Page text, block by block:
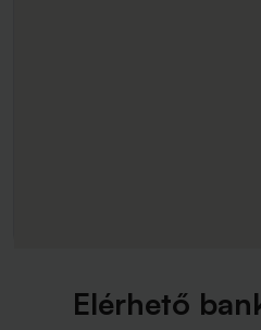
Elérhető